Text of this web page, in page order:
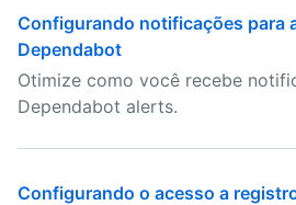
Configurando notificações para
Dependabot
Otimize como você recebe
Dependabot alerts.
Configurando o acesso a